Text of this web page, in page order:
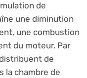
de
une diminution
une combustion
du moteur. Par
de
la chambre de